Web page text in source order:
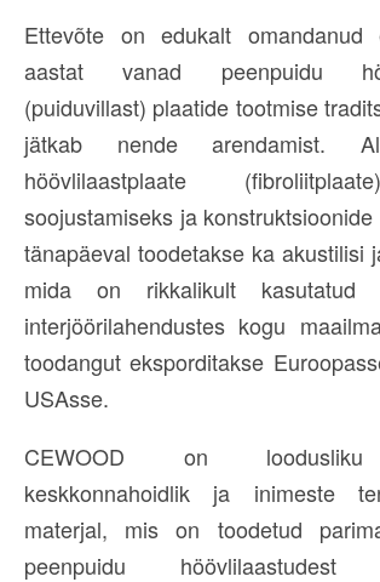
Ettevõte on edukalt
aastat vanad peenpuidu
(puiduvillast) plaatide tootmise
jätkab nende arendamist.
höövlilaastplaate
soojustamiseks ja
tänapäeval toodetakse ka akustilisi
mida on rikkalikult kasutatud
interjöörilahendustes kogu
toodangut eksporditakse
USAsse.
CEWOOD on loodusliku
keskkonnahoidlik ja inimeste
materjal, mis on toodetud
peenpuidu höövlilaastudest